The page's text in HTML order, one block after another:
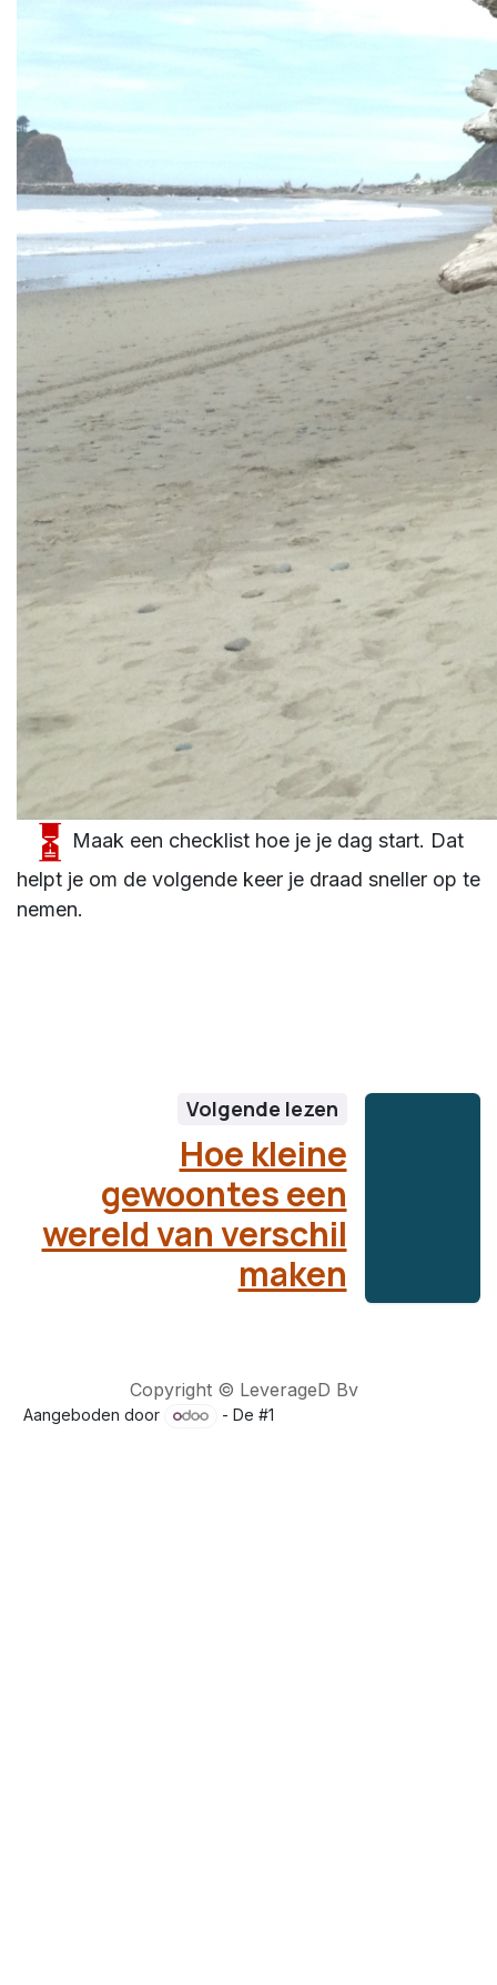
Maak een checklist hoe je je dag start. Dat
helpt je om de volgende keer je draad sneller op te
nemen.
Volgende lezen
Hoe kleine
gewoontes een
wereld van verschil
maken
Copyright © LeverageD Bv
Aangeboden door - De #1